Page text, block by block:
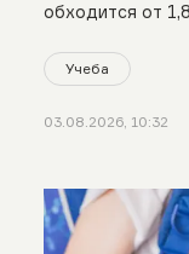
обходится от
Учеба
03.08.2026, 10:32